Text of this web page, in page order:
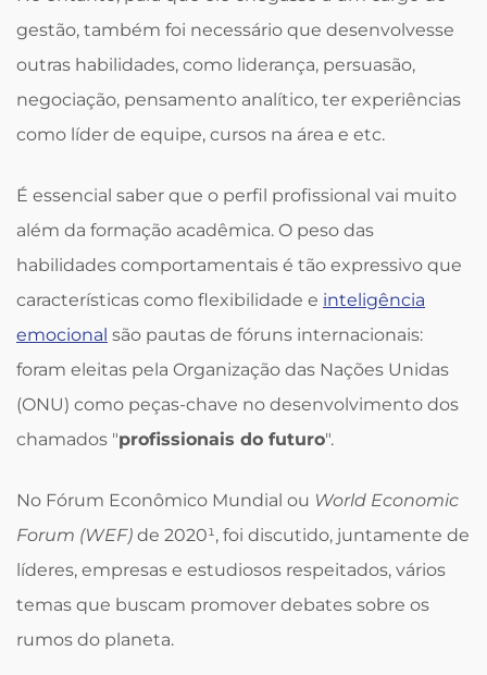
gestão, também foi necessário que desenvolvesse
outras habilidades, como liderança, persuasão,
negociação, pensamento analítico, ter experiências
como líder de equipe, cursos na área e etc.
É essencial saber que o perfil profissional vai muito
além da formação acadêmica. O peso das
habilidades comportamentais é tão expressivo que
características como flexibilidade e inteligência
emocional são pautas de fóruns internacionais:
foram eleitas pela Organização das Nações Unidas
(ONU) como peças-chave no desenvolvimento dos
chamados "profissionais do futuro".
No Fórum Econômico Mundial ou World Economic
Forum (WEF) de 2020¹, foi discutido, juntamente de
líderes, empresas e estudiosos respeitados, vários
temas que buscam promover debates sobre os
rumos do planeta.